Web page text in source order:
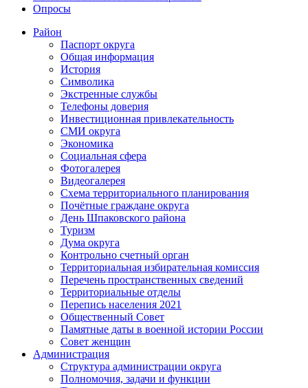
Опросы
Район
Паспорт округа
Общая информация
История
Символика
Экстренные службы
Телефоны доверия
Инвестиционная привлекательность
СМИ округа
Экономика
Социальная сфера
Фотогалерея
Видеогалерея
Схема территориального планирования
Почётные граждане округа
День Шпаковского района
Туризм
Дума округа
Контрольно счетный орган
Территориальная избирательная комиссия
Перечень пространственных сведений
Территориальные отделы
Перепись населения 2021
Общественный Совет
Памятные даты в военной истории России
Совет женщин
Администрация
Структура администрации округа
Полномочия, задачи и функции